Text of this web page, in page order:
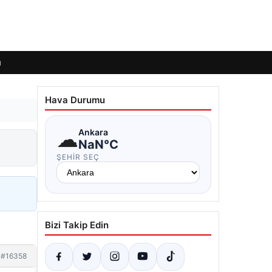
#16358
Hava Durumu
☁Ankara
NaN°C
ŞEHIR SEÇ
Bizi Takip Edin